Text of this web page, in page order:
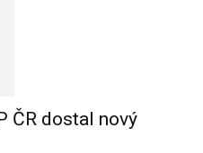
ČR dostal nový